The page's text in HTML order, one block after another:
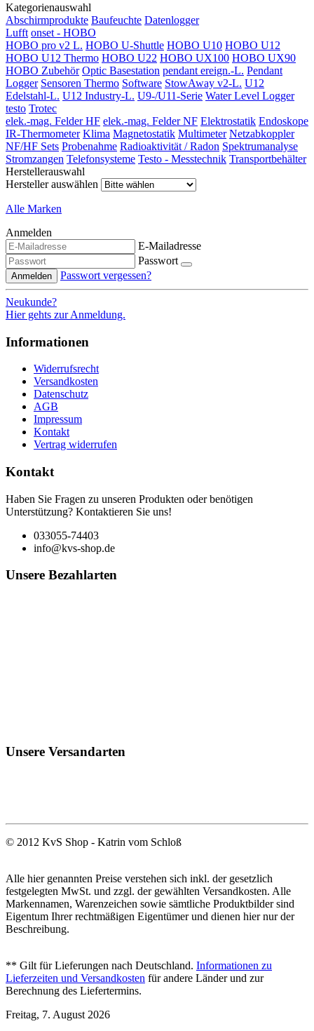
Kategorienauswahl
Abschirmprodukte Baufeuchte Datenlogger
Lufft onset - HOBO
HOBO pro v2 L. HOBO U-Shuttle HOBO U10 HOBO U12
HOBO U12 Thermo HOBO U22 HOBO UX100 HOBO UX90
HOBO Zubehör Optic Basestation pendant ereign.-L. Pendant
Logger Sensoren Thermo Software StowAway v2-L. U12
Edelstahl-L. U12 Industry-L. U9-/U11-Serie Water Level Logger
testo Trotec
elek.-mag. Felder HF elek.-mag. Felder NF Elektrostatik Endoskope
IR-Thermometer Klima Magnetostatik Multimeter Netzabkoppler
NF/HF Sets Probenahme Radioaktivität / Radon Spektrumanalyse
Stromzangen Telefonsysteme Testo - Messtechnik Transportbehälter
Herstellerauswahl
Hersteller auswählen
Alle Marken
Anmelden
E-Mailadresse
Passwort
Anmelden Passwort vergessen?
Neukunde?
Hier gehts zur Anmeldung.
Informationen
Widerrufsrecht
Versandkosten
Datenschutz
AGB
Impressum
Kontakt
Vertrag widerrufen
Kontakt
Haben Sie Fragen zu unseren Produkten oder benötigen
Unterstützung? Kontaktieren Sie uns!
033055-74403
info@kvs-shop.de
Unsere Bezahlarten
Unsere Versandarten
© 2012 KvS Shop - Katrin vom Schloß
Alle hier genannten Preise verstehen sich inkl. der gesetzlich
festgelegten MwSt. und zzgl. der gewählten Versandkosten. Alle
Markennamen, Warenzeichen sowie sämtliche Produktbilder sind
Eigentum Ihrer rechtmäßigen Eigentümer und dienen hier nur der
Beschreibung.
** Gilt für Lieferungen nach Deutschland. Informationen zu
Lieferzeiten und Versandkosten für andere Länder und zur
Berechnung des Liefertermins.
Freitag, 7. August 2026